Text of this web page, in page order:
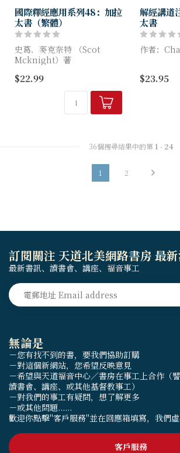
國際釋經應用系列48：加拉
太書（繁體）
史葛．麥克奈特 （Scot
Mcknight）著
在這封信的最後兩章，保羅給
基督徒提供實際的生活指引，
當中有教導、提醒、督責、鼓
勵，也有個人見證。全書所
$22.99
解經講道
太書
作者：
做出了精
《加拉太
處在於保
$23.95
36個搜尋結果中的第 1 - 24
1 2
無論是
－您有找不到的書，要我們協助訂購
－對這個新網站，您希望反映意見
－希望與天道福音中心／書房在事工上合作（
讀書會、講座、或其他基督教事工）
－對我們的事工有疑問，想了解更多
－或其他問題......
歡迎你點擊"客戶服務"並在回應箱填寫，我們
客戶服務
訂閱關注 天道北美網路書房 最新
最新書訊、讀書會、講座、福音事工